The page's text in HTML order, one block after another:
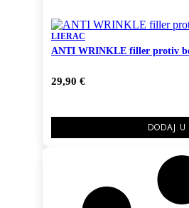
LIERAC
ANTI WRINKLE filler protiv
29,90 €
DODAJ U